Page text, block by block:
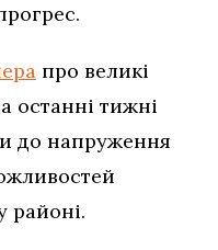
про великі
останні тижні
до напруження
районі.